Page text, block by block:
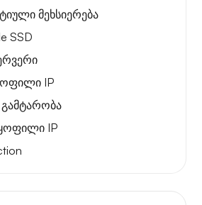
მეხსიერება
SSD
IP
IP